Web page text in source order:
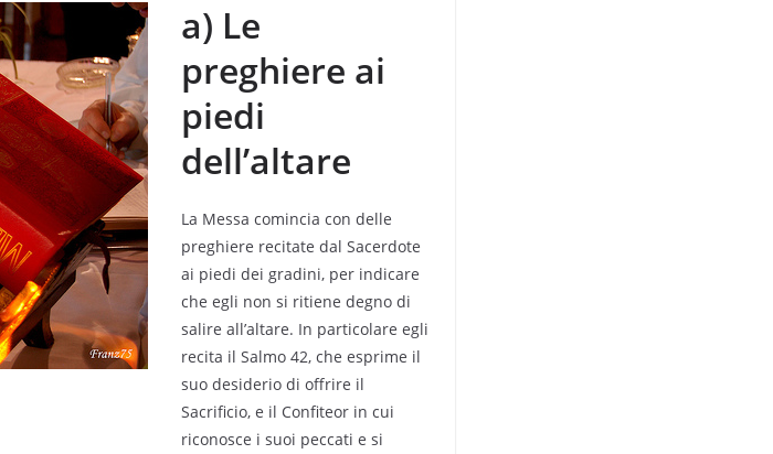
a) Le
preghiere ai
piedi
dell’altare
La Messa comincia con delle
preghiere recitate dal Sacerdote
ai piedi dei gradini, per indicare
che egli non si ritiene degno di
salire all’altare. In particolare egli
recita il Salmo 42, che esprime il
suo desiderio di offrire il
Sacrificio, e il Confiteor in cui
riconosce i suoi peccati e si